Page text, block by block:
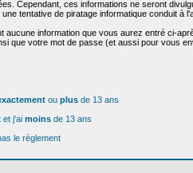
Cependant, ces informations ne seront
tentative de piratage informatique conduit à
information que vous aurez entré ci-
que votre mot de passe (et aussi pour vous
ou plus de 13 ans
et j'ai moinsde 13 ans
le règlement